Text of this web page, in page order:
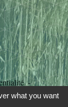
-
cookies
what you want